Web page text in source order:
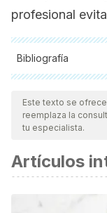
profesional
Bibliografía
Todas las fuentes
nuestro equipo,
vigencia y validez.
científica.
Soria-
Hábitos de
Este texto se
reemplaza la
tu especialista.
Artículos